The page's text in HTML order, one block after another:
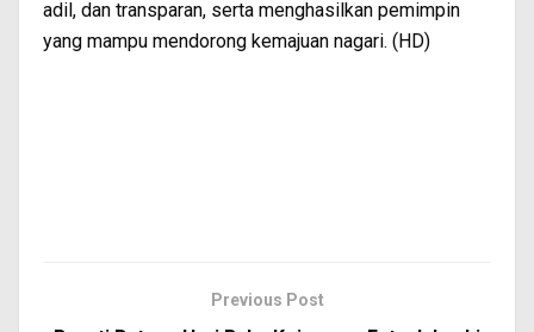
adil, dan transparan, serta menghasilkan pemimpin
yang mampu mendorong kemajuan nagari. (HD)
Previous Post